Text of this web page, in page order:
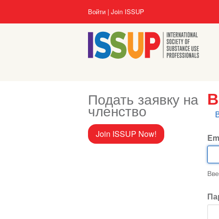
User
account
menu
Войти Join ISSUP
Подать заявку на
членство
Join ISSUP Now!